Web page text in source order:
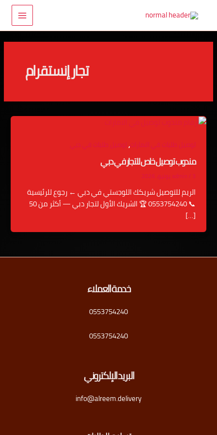
المحتوى
Main
Menu
تجار إنستقرام
توصيل طلبات في الامارات,توصيل طلبات في دبي
مندوب توصيل خاص للتجار في دبي
admin/ 3 يونيو، 2026
الريم للتوصيل شريكك اللوجستي في دبي ← رجوع للرئيسية
📞 0553754240 🏆 الشريك الأول لتجار دبي — أكثر من 50
[…]
خدمة العملاء
0553754240
0553754240
البريد الإلكتروني
info@alreem.delivery